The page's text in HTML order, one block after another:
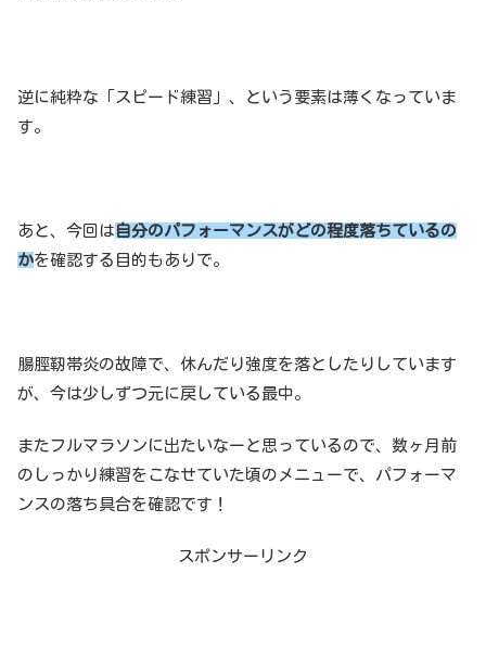
逆に純粋な「スピード練習」、という要素は薄くなっていま
す。
あと、今回は 自分のパフォーマンスがどの程度落ちているの
かを確認する目的もありで。
腸脛靭帯炎の故障で、休んだり強度を落としたりしています
が、今は少しずつ元に戻している最中。
またフルマラソンに出たいなーと思っているので、数ヶ月前
のしっかり練習をこなせていた頃のメニューで、パフォーマ
ンスの落ち具合を確認です！
スポンサーリンク